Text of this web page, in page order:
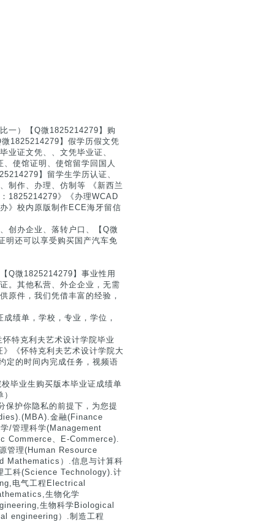
一）【Q微1825214279】购
1825214279】假学历假文凭
业证文凭、、文凭毕业证、
、使馆证明、使馆留学回国人
】留学生学历认证、
制作、办理、仿制等 《新西兰
1825214279》《办理WCAD
》校内原版制作ECE海牙留信
创办企业、落转户口、【Q微
明还可以享受购买国产汽车免
Q微1825214279】事业性用
。其他私营、外企企业，无需
原件，我们凭借丰富的经验，
绩单，学校，专业，学位，
特克利夫艺术设计学院毕业
《怀特克利夫艺术设计学院大
定的时间内完成任务，视频语
毕业生购买版本毕业证成绩单
保护你隐私的前提下，为您提
金融(Finance
/管理科学(Management
Commerce、E-Commerce).
管理(Human Resource
Mathematics）.信息与计算科
科(Science Technology).计
电气工程Electrical
生物化学
生物科学Biological
engineering）.制造工程